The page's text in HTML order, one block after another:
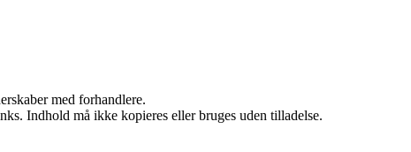
med forhandlere.
Indhold må ikke kopieres eller bruges uden tilladelse.